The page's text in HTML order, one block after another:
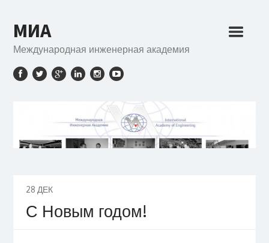
МИА
Международная инженерная академия
28 ДЕК
С Новым годом!